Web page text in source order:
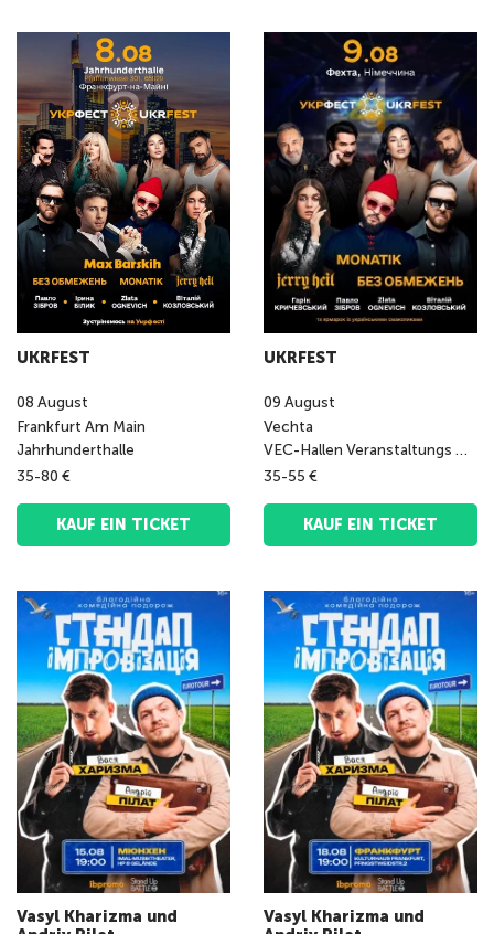
UKRFEST
08 August
Frankfurt Am Main
Jahrhunderthalle
35-80 €
KAUF EIN TICKET
UKRFEST
09 August
Vechta
VEC-Hallen Veranstaltungs GmbH
35-55 €
KAUF EIN TICKET
Vasyl Kharizma und
Vasyl Kharizma und